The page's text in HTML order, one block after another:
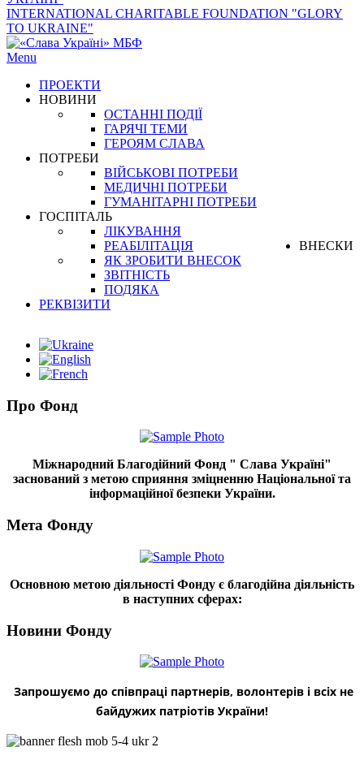
INTERNATIONAL CHARITABLE FOUNDATION "GLORY
TO UKRAINE"
Menu
ПРОЕКТИ
НОВИНИ
ОСТАННІ ПОДІЇ
ГАРЯЧІ ТЕМИ
ГЕРОЯМ СЛАВА
ПОТРЕБИ
ВІЙСЬКОВІ ПОТРЕБИ
МЕДИЧНІ ПОТРЕБИ
ГУМАНІТАРНІ ПОТРЕБИ
ГОСПІТАЛЬ
ЛІКУВАННЯ
РЕАБІЛІТАЦІЯ
ВНЕСКИ
ЯК ЗРОБИТИ ВНЕСОК
ЗВІТНІСТЬ
ПОДЯКА
РЕКВІЗИТИ
Про Фонд
Міжнародний Благодійний Фонд " Слава Україні"
заснований з метою сприяння зміцненню Національної та
інформаційної безпеки України.
Мета Фонду
Основною метою діяльності Фонду є благодійна діяльність
в наступних сферах:
Новини Фонду
Запрошуємо до співпраці партнерів, волонтерів і всіх не
байдужих патріотів України!